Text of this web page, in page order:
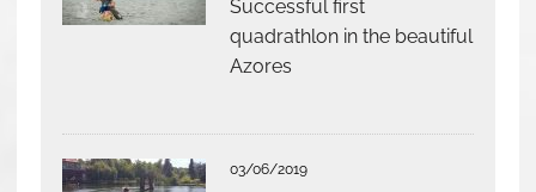
Successful first
quadrathlon in the beautiful
Azores
03/06/2019